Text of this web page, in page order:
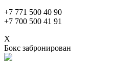
+7 771 500 40 90
+7 700 500 41 91
X
Бокс забронирован